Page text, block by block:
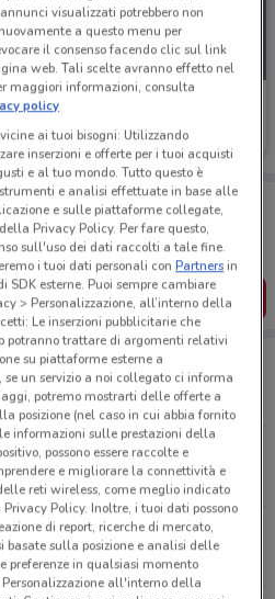
sempre con te!
offerte dei negozi vicino a te,
tua lista del risparmio, comodamente
SCARICA L’APP
vicinanze
Roma
visualizzati potrebbero non
a questo menu per
il consenso facendo clic sul link
web. Tali scelte avranno effetto nel
maggiori informazioni, consulta
policy
ai tuoi bisogni: Utilizzando
inserzioni e offerte per i tuoi acquisti
e al tuo mondo. Tutto questo è
e analisi effettuate in base alle
e sulle piattaforme collegate,
Privacy Policy. Per fare questo,
sull'uso dei dati raccolti a tale fine.
i tuoi dati personali conPartnersin
SDK esterne. Puoi sempre cambiare
> Personalizzazione, all’interno della
Le inserzioni pubblicitarie che
potranno trattare di argomenti relativi
su piattaforme esterne a
se un servizio a noi collegato ci informa
potremo mostrarti delle offerte a
posizione (nel caso in cui abbia fornito
informazioni sulle prestazioni della
possono essere raccolte e
e migliorare la connettività e
reti wireless, come meglio indicato
Policy. Inoltre, i tuoi dati possono
di report, ricerche di mercato,
sulla posizione e analisi delle
preferenze in qualsiasi momento
all'interno della